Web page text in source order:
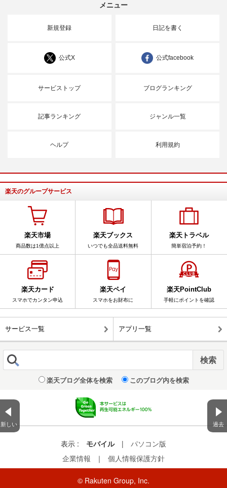
新しい 過去
メニュー
新規登録 日記を書く
公式X 公式facebook
サービストップ ブログランキング
記事ランキング ジャンル一覧
ヘルプ 利用規約
楽天のグループサービス
楽天市場
商品数は1億点以上
楽天ブックス
いつでも全品送料無料
楽天トラベル
簡単宿泊予約！
楽天カード
スマホでカンタン申込
楽天ペイ
スマホをお財布に
楽天PointClub
手軽にポイントを確認
サービス一覧 アプリ一覧
楽天ブログ全体を検索 このブログ内を検索
表示 : モバイル |
パソコン版
企業情報
｜ 個人情報保護方針
© Rakuten Group, Inc.